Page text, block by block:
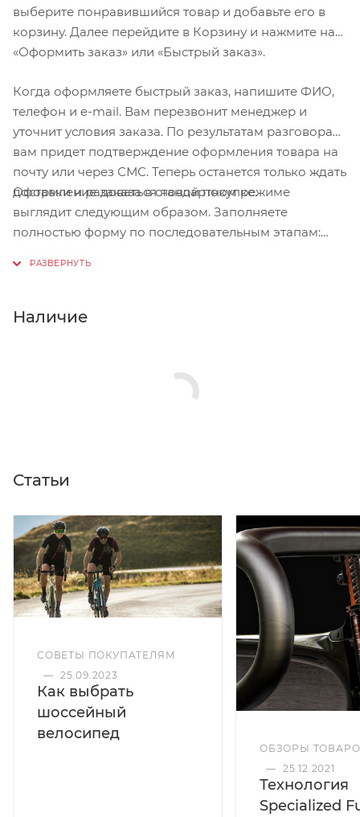
выберите понравившийся товар и добавьте его в
корзину. Далее перейдите в Корзину и нажмите на
«Оформить заказ» или «Быстрый заказ».
Когда оформляете быстрый заказ, напишите ФИО,
телефон и e-mail. Вам перезвонит менеджер и
уточнит условия заказа. По результатам разговора
вам придет подтверждение оформления товара на
почту или через СМС. Теперь останется только ждать
доставки и радоваться новой покупке.
Оформление заказа в стандартном режиме
выглядит следующим образом. Заполняете
полностью форму по последовательным этапам:
Нажмите кнопку «Оформить заказ».
Наличие
Статьи
СОВЕТЫ ПОКУПАТЕЛЯМ
— 25.09.2023
Как выбрать
шоссейный
велосипед
ОБЗОРЫ
— 25.12.2021
Технология
Specialized